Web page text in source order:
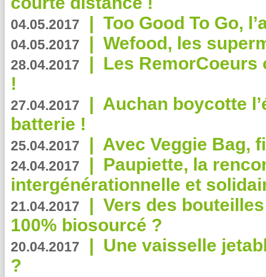
04.05.2017 | Too Good To Go,
04.05.2017 | Wefood, les
28.04.2017 | Les RemorCoeurs
!
27.04.2017 | Auchan boycotte
batterie !
25.04.2017 | Avec Veggie Bag,
24.04.2017 | Paupiette, la
intergénérationnelle et
21.04.2017 | Vers des
100% biosourcé ?
20.04.2017 | Une vaisselle
?